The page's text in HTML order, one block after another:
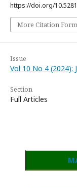
https://doi.org/
More Citation
Issue
Vol 10 No 4 (2024):
Section
Full Articles